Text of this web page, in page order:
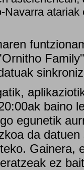
Navarra
baino
egunetik
da
Gainera,
ez